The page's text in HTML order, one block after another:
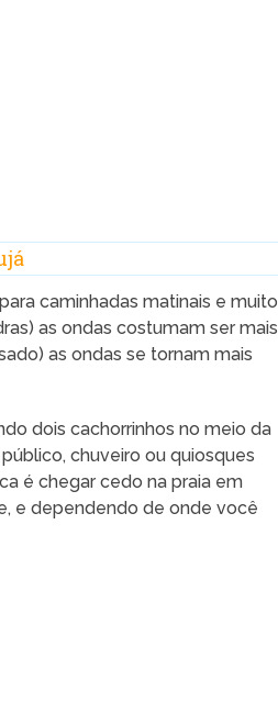
caminhadas matinais e muito
as ondas costumam ser mais
as ondas se tornam mais
dois cachorrinhos no meio da
chuveiro ou quiosques
é chegar cedo na praia em
e dependendo de onde você